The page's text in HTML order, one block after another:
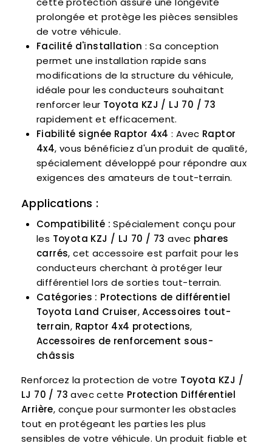
prolongée et protège les pièces sensibles
de votre véhicule.
Facilité d'installation : Sa conception
permet une installation rapide sans
modifications de la structure du véhicule,
idéale pour les conducteurs souhaitant
renforcer leur Toyota KZJ / LJ 70 / 73
rapidement et efficacement.
Fiabilité signée Raptor 4x4 : Avec Raptor
4x4, vous bénéficiez d'un produit de qualité,
spécialement développé pour répondre aux
exigences des amateurs de tout-terrain.
Applications :
Compatibilité : Spécialement conçu pour
les Toyota KZJ / LJ 70 / 73 avec phares
carrés, cet accessoire est parfait pour les
conducteurs cherchant à protéger leur
différentiel lors de sorties tout-terrain.
Catégories : Protections de différentiel
Toyota Land Cruiser,Accessoires tout-
terrain, Raptor 4x4 protections,
Accessoires de renforcement sous-
châssis
Renforcez la protection de votre Toyota KZJ /
LJ 70 / 73 avec cette Protection Différentiel
Arrière, conçue pour surmonter les obstacles
tout en protégeant les parties les plus
sensibles de votre véhicule. Un produit fiable et